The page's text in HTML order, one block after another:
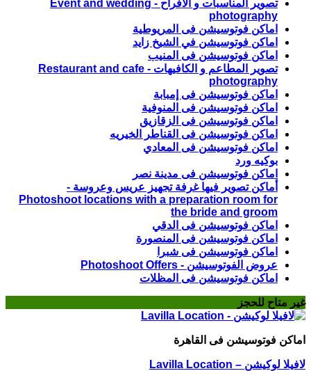
تصوير المناسبات و الافراح - Event and wedding
photography
اماكن فوتوسيشن فى المريوطية
اماكن فوتوسيشن في الشيخ زايد
اماكن فوتوسيشن فى المنيب
تصوير المطاعم و الكافيهات - Restaurant and cafe
photography
اماكن فوتوسيشن فى إمبابة
اماكن فوتوسيشن فى المنوفية
اماكن فوتوسيشن فى الزقازيق
اماكن فوتوسيشن فى القناطر الخيريه
اماكن فوتوسيشن فى المعادي
بوكيه ورد
اماكن فوتوسيشن فى مدينة نصر
أماكن تصوير فيها غرفة تجهيز عريس وعروسة -
Photoshoot locations with a preparation room for
the bride and groom
اماكن فوتوسيشن فى الدقي
اماكن فوتوسيشن فى المنصورة
اماكن فوتوسيشن فى شبرا
عروض الفوتوسيشن - Photoshoot Offers
اماكن فوتوسيشن فى المظلات
غير متاح للحجز
اماكن فوتوسيشن فى القاهرة
لافيلا لوكيشن – Lavilla Location